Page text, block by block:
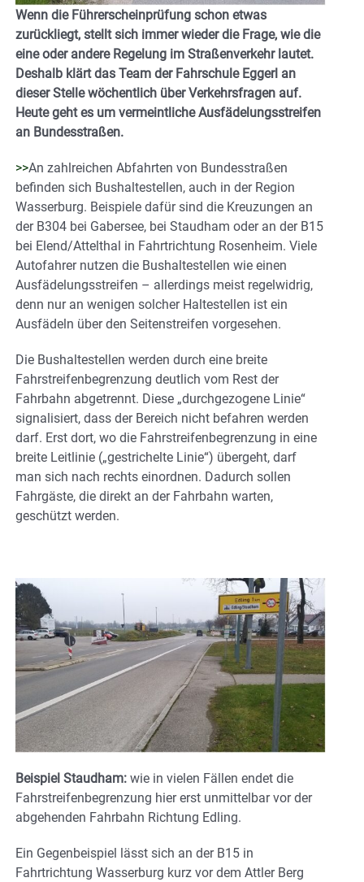
Wenn die Führerscheinprüfung schon etwas
zurückliegt, stellt sich immer wieder die Frage, wie die
eine oder andere Regelung im Straßenverkehr lautet.
Deshalb klärt das Team der Fahrschule Eggerl an
dieser Stelle wöchentlich über Verkehrsfragen auf.
Heute geht es um vermeintliche Ausfädelungsstreifen
an Bundesstraßen.
>>An zahlreichen Abfahrten von Bundesstraßen
befinden sich Bushaltestellen, auch in der Region
Wasserburg. Beispiele dafür sind die Kreuzungen an
der B304 bei Gabersee, bei Staudham oder an der B15
bei Elend/Attelthal in Fahrtrichtung Rosenheim. Viele
Autofahrer nutzen die Bushaltestellen wie einen
Ausfädelungsstreifen – allerdings meist regelwidrig,
denn nur an wenigen solcher Haltestellen ist ein
Ausfädeln über den Seitenstreifen vorgesehen.
Die Bushaltestellen werden durch eine breite
Fahrstreifenbegrenzung deutlich vom Rest der
Fahrbahn abgetrennt. Diese „durchgezogene Linie“
signalisiert, dass der Bereich nicht befahren werden
darf. Erst dort, wo die Fahrstreifenbegrenzung in eine
breite Leitlinie („gestrichelte Linie“) übergeht, darf
man sich nach rechts einordnen. Dadurch sollen
Fahrgäste, die direkt an der Fahrbahn warten,
geschützt werden.
Beispiel Staudham: wie in vielen Fällen endet die
Fahrstreifenbegrenzung hier erst unmittelbar vor der
abgehenden Fahrbahn Richtung Edling.
Ein Gegenbeispiel lässt sich an der B15 in
Fahrtrichtung Wasserburg kurz vor dem Attler Berg